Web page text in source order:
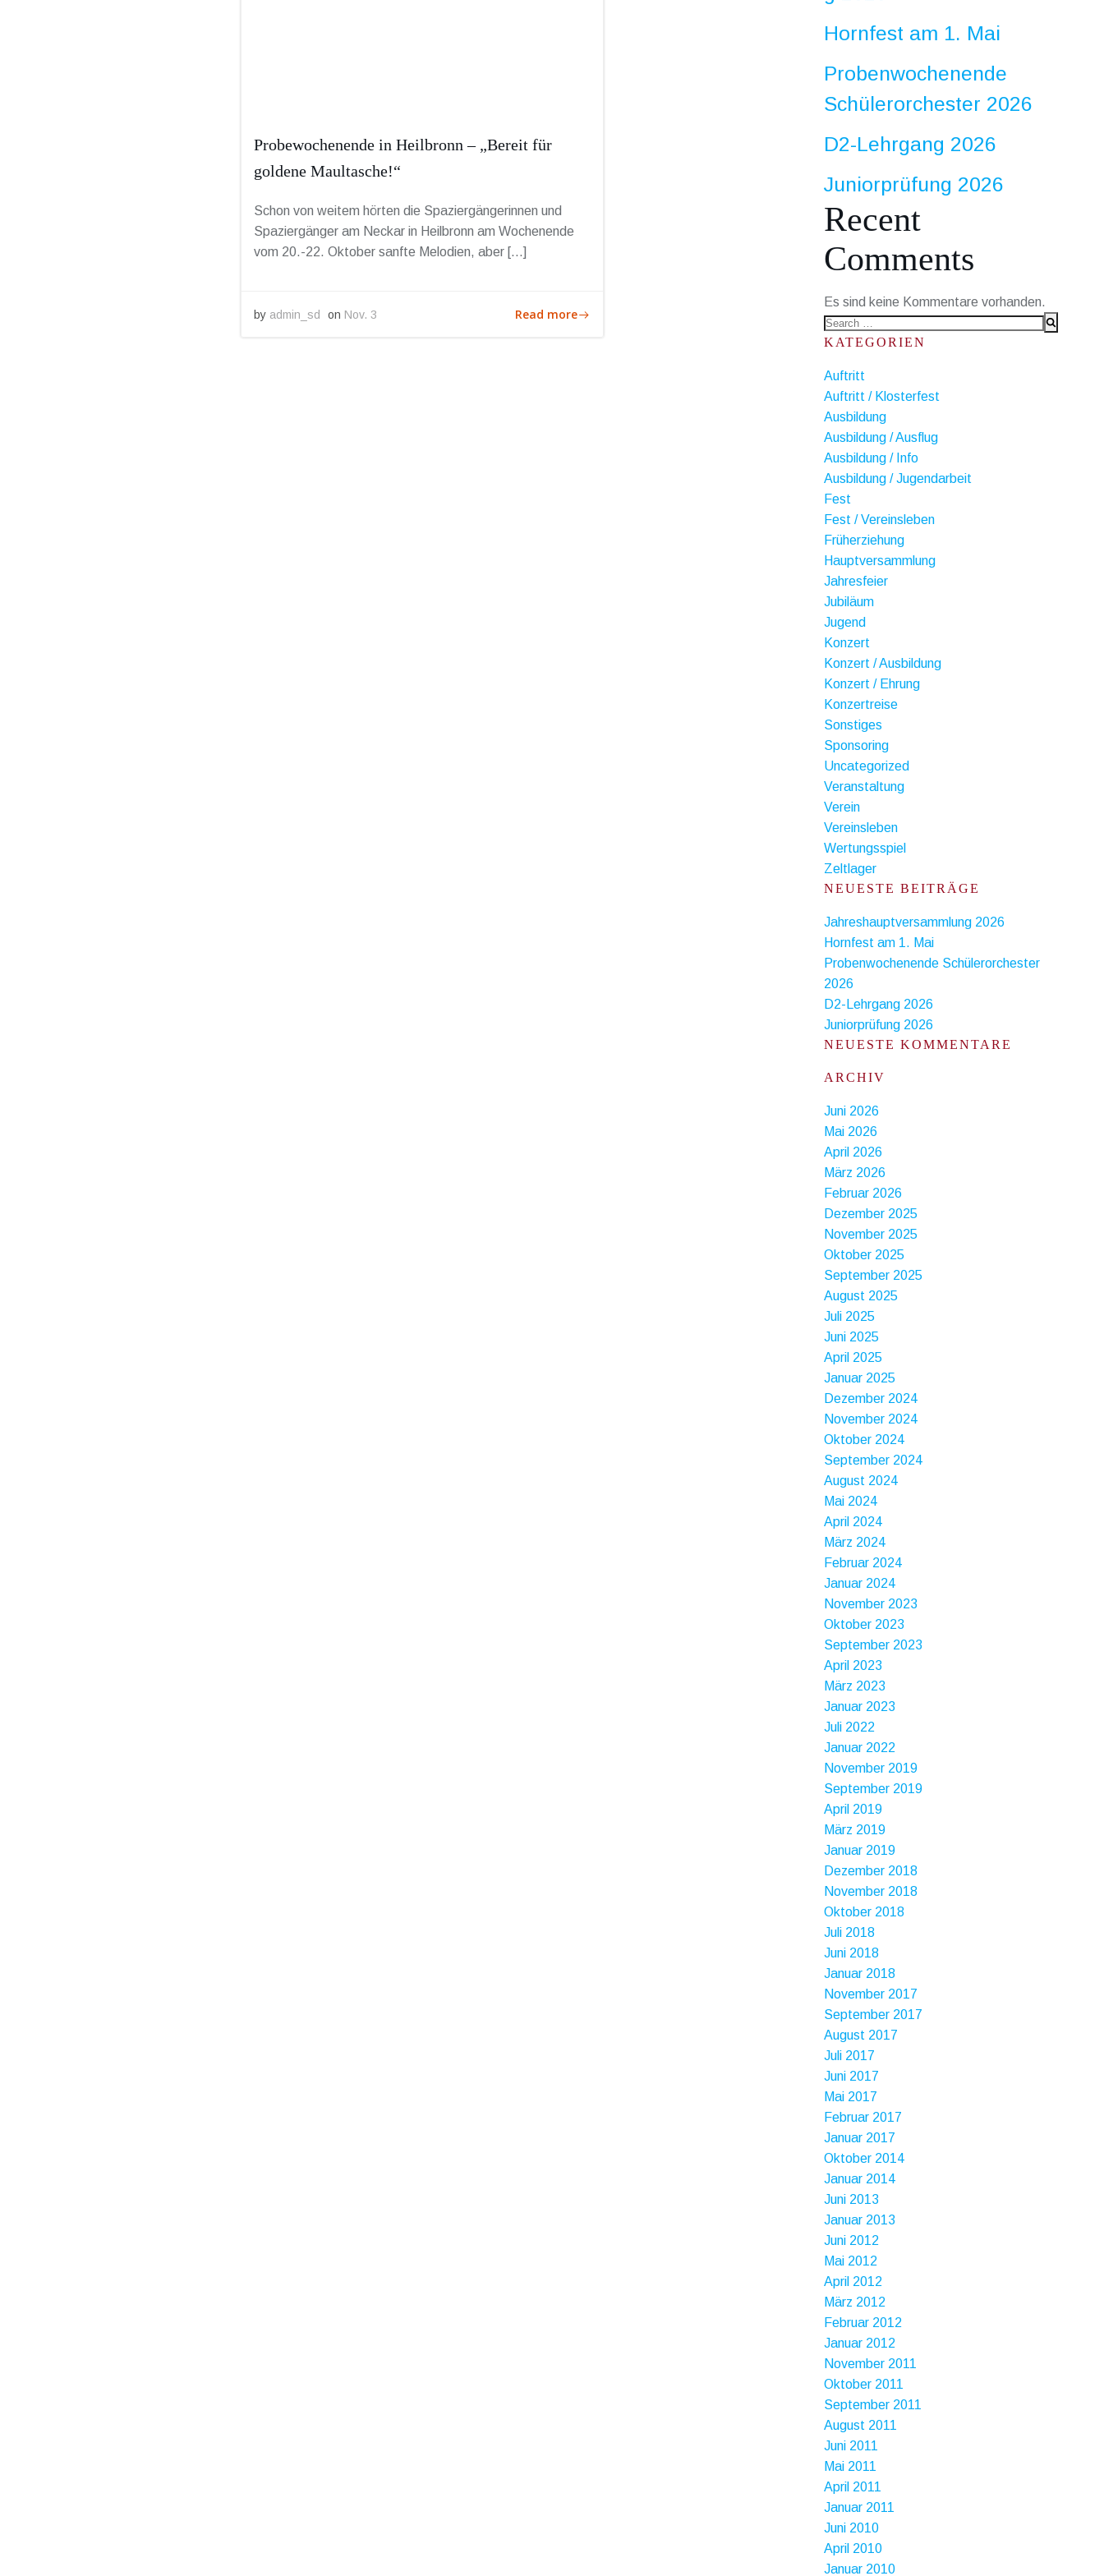
Probewochenende in Heilbronn – „Bereit für
goldene Maultasche!“
Schon von weitem hörten die Spaziergängerinnen und
Spaziergänger am Neckar in Heilbronn am Wochenende
vom 20.-22. Oktober sanfte Melodien, aber […]
by admin_sd on Nov. 3 Read more
Hornfest am 1. Mai
Probenwochenende
Schülerorchester 2026
D2-Lehrgang 2026
Juniorprüfung 2026
Recent
Comments
Es sind keine Kommentare vorhanden.
Search
for:
KATEGORIEN
Auftritt
Auftritt / Klosterfest
Ausbildung
Ausbildung / Ausflug
Ausbildung / Info
Ausbildung / Jugendarbeit
Fest
Fest / Vereinsleben
Früherziehung
Hauptversammlung
Jahresfeier
Jubiläum
Jugend
Konzert
Konzert / Ausbildung
Konzert / Ehrung
Konzertreise
Sonstiges
Sponsoring
Uncategorized
Veranstaltung
Verein
Vereinsleben
Wertungsspiel
Zeltlager
NEUESTE BEITRÄGE
Jahreshauptversammlung 2026
Hornfest am 1. Mai
Probenwochenende Schülerorchester
2026
D2-Lehrgang 2026
Juniorprüfung 2026
NEUESTE KOMMENTARE
ARCHIV
Juni 2026
Mai 2026
April 2026
März 2026
Februar 2026
Dezember 2025
November 2025
Oktober 2025
September 2025
August 2025
Juli 2025
Juni 2025
April 2025
Januar 2025
Dezember 2024
November 2024
Oktober 2024
September 2024
August 2024
Mai 2024
April 2024
März 2024
Februar 2024
Januar 2024
November 2023
Oktober 2023
September 2023
April 2023
März 2023
Januar 2023
Juli 2022
Januar 2022
November 2019
September 2019
April 2019
März 2019
Januar 2019
Dezember 2018
November 2018
Oktober 2018
Juli 2018
Juni 2018
Januar 2018
November 2017
September 2017
August 2017
Juli 2017
Juni 2017
Mai 2017
Februar 2017
Januar 2017
Oktober 2014
Januar 2014
Juni 2013
Januar 2013
Juni 2012
Mai 2012
April 2012
März 2012
Februar 2012
Januar 2012
November 2011
Oktober 2011
September 2011
August 2011
Juni 2011
Mai 2011
April 2011
Januar 2011
Juni 2010
April 2010
Januar 2010